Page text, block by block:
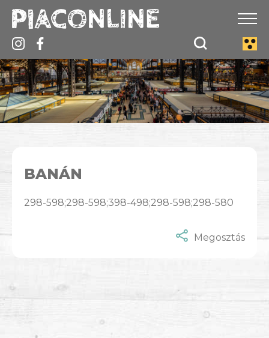
BANÁN
298-598;298-598;398-498;298-598;298-580
Megosztás